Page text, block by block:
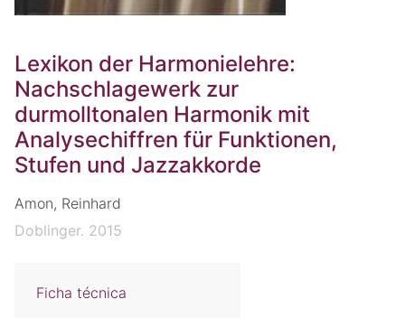
Lexikon der Harmonielehre:
Nachschlagewerk zur
durmolltonalen Harmonik mit
Analysechiffren für Funktionen,
Stufen und Jazzakkorde
Amon, Reinhard
Doblinger. 2015
Ficha técnica